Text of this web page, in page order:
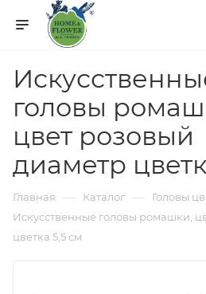
головы
цвет розовый
диаметр
Главная — Каталог — Головы
Искусственные головы ромашки,
цветка 5,5 см